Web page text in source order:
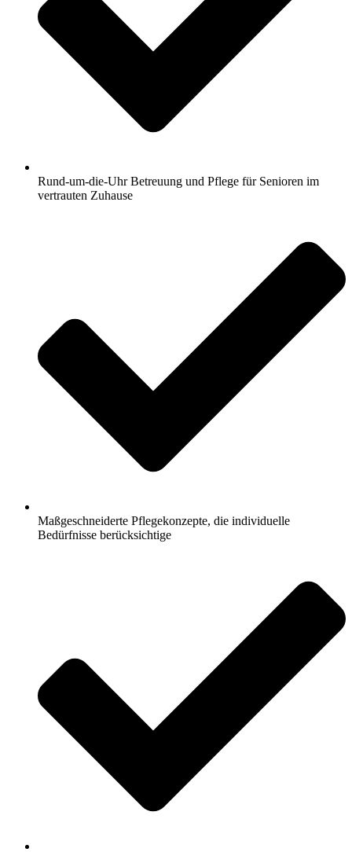
Rund-um-die-Uhr Betreuung und Pflege für Senioren im
vertrauten Zuhause
Maßgeschneiderte Pflegekonzepte, die individuelle
Bedürfnisse berücksichtige